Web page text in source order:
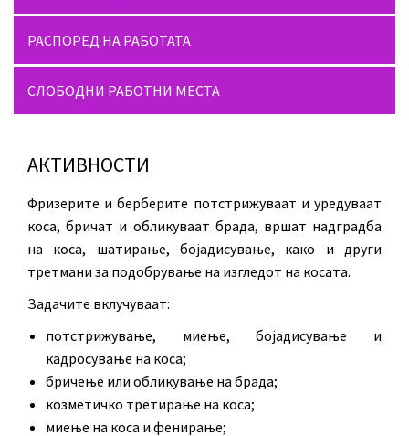
РАСПОРЕД НА РАБОТАТА
СЛОБОДНИ РАБОТНИ МЕСТА
АКТИВНОСТИ
Фризерите и берберите потстрижуваат и уредуваат
коса, бричат и обликуваат брада, вршат надградба
на коса, шатирање, бојадисување, како и други
третмани за подобрување на изгледот на косата.
Задачите вклучуваат:
потстрижување, миење, бојадисување и
кадросување на коса;
бричење или обликување на брада;
козметичко третирање на коса;
миење на коса и фенирање;